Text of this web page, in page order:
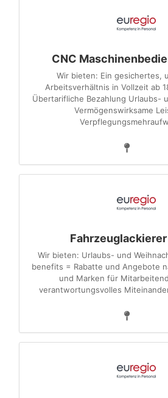
CNC
Wir bieten: Ein gesichertes,
Arbeitsverhältnis in Vollzeit ab
Übertarifliche Bezahlung Urlaubs-
Vermögenswirksame
Wir bieten: Urlaubs- und
benefits = Rabatte und Angebote
und Marken für
verantwortungsvolles